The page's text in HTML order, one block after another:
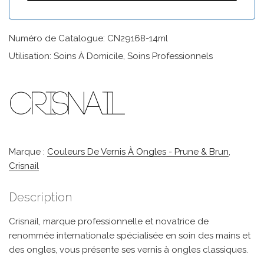
Numéro de Catalogue: CN29168-14ml
Utilisation: Soins À Domicile, Soins Professionnels
Marque : Couleurs De Vernis À Ongles - Prune & Brun,
Crisnail
Description
Crisnail, marque professionnelle et novatrice de
renommée internationale spécialisée en soin des mains et
des ongles, vous présente ses vernis à ongles classiques.